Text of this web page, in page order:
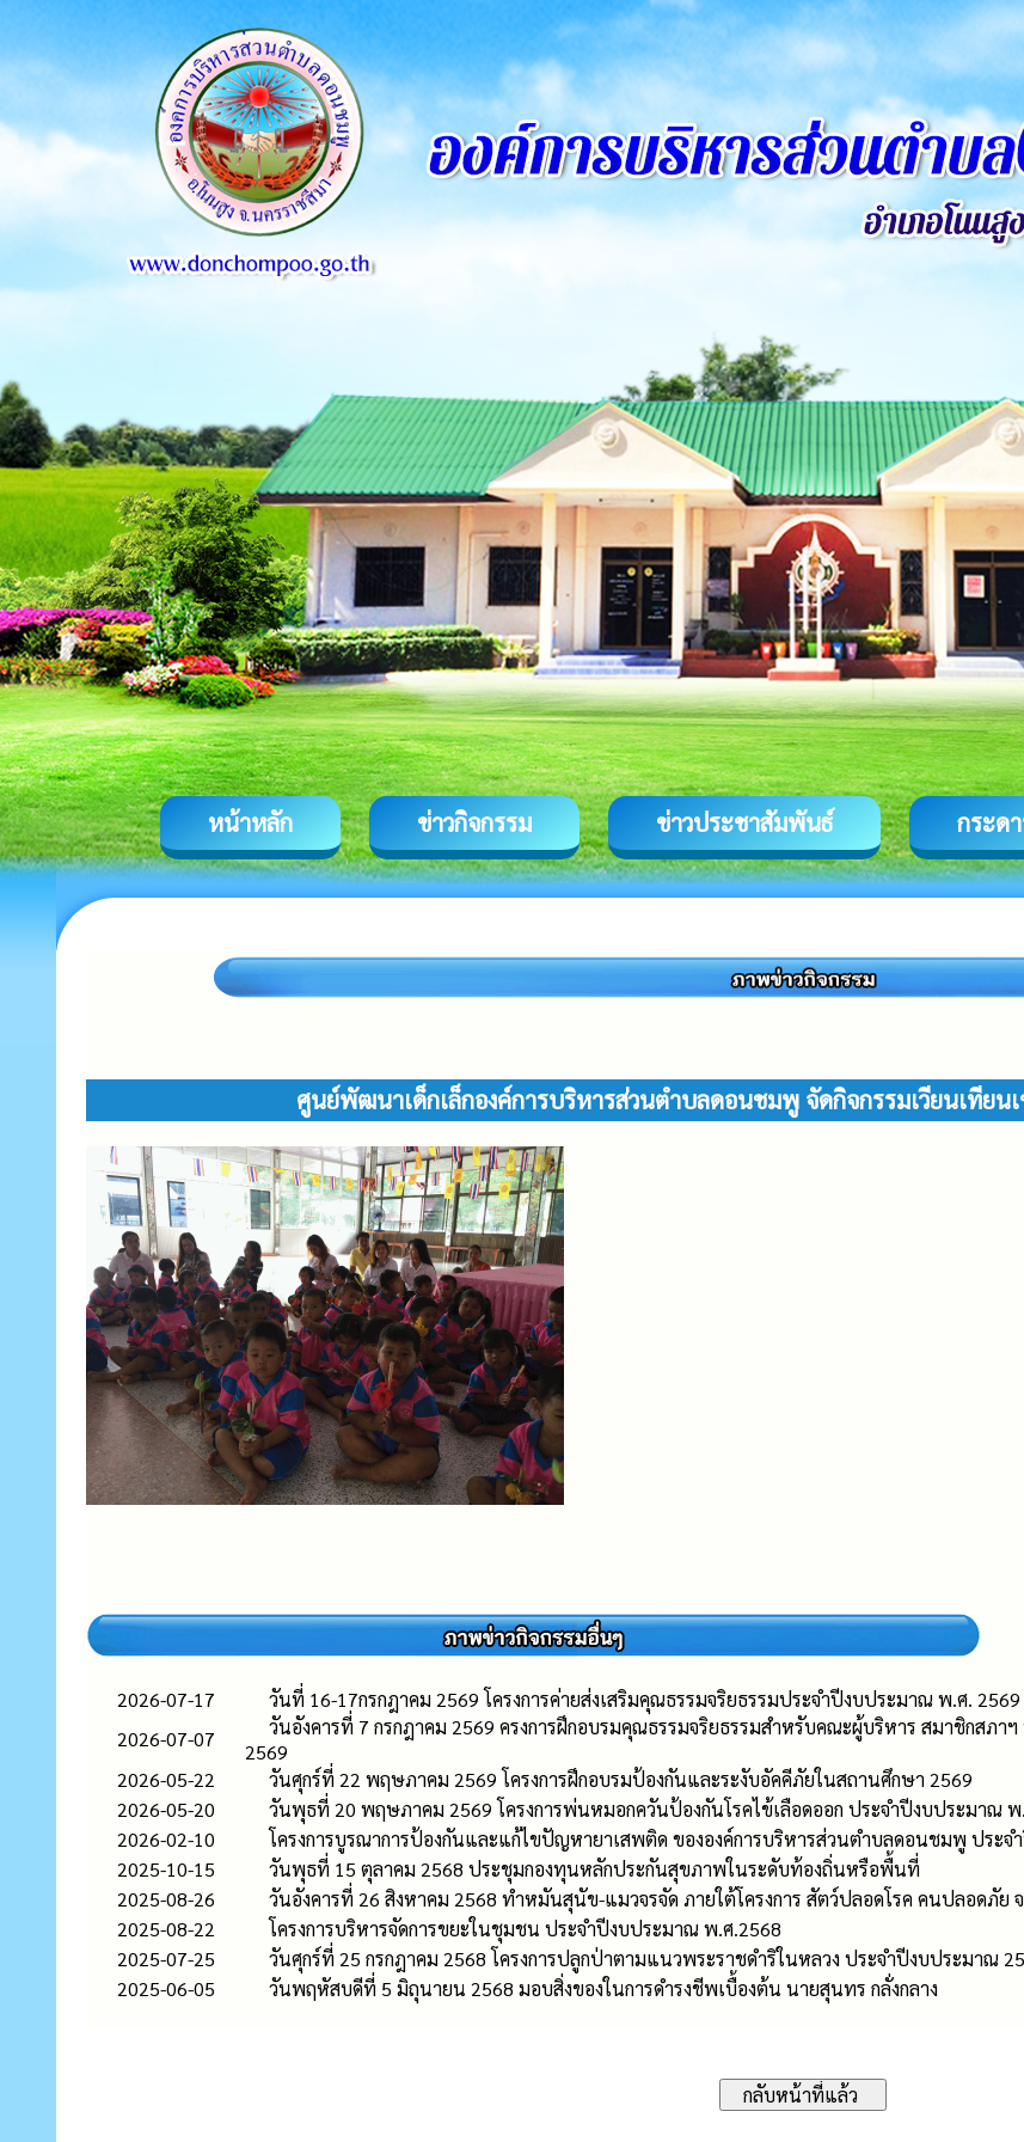
หน้าหลัก ข่าวกิจกรรม ข่าวประชาสัมพันธ์ กระด
ศูนย์พัฒนาเด็กเล็กองค์การบริหารส่วนตำบลดอนชมพู จัดกิจกรรมเวียนเทีย
2026-07-17
วันที่ 16-17กรกฎาคม 2569 โครงการค่ายส่งเสริมคุณธรรมจริยธรรมประจำปีงบประมาณ พ.ศ. 2569
2026-07-07
วันอังคารที่ 7 กรกฎาคม 2569 ครงการฝึกอบรมคุณธรรมจริยธรรมสำหรับคณะผู้บริหาร สมาชิกสภ
2569
2026-05-22
วันศุกร์ที่ 22 พฤษภาคม 2569 โครงการฝึกอบรมป้องกันและระงับอัคคีภัยในสถานศึกษา 2569
2026-05-20
วันพุธที่ 20 พฤษภาคม 2569 โครงการพ่นหมอกควันป้องกันโรคไข้เลือดออก ประจำปีงบประมาณ พ
2026-02-10
โครงการบูรณาการป้องกันและแก้ไขปัญหายาเสพติด ขององค์การบริหารส่วนตำบลดอนชมพู ประ
2025-10-15
วันพุธที่ 15 ตุลาคม 2568 ประชุมกองทุนหลักประกันสุขภาพในระดับท้องถิ่นหรือพื้นที่
2025-08-26
วันอังคารที่ 26 สิงหาคม 2568 ทำหมันสุนัข-แมวจรจัด ภายใต้โครงการ สัตว์ปลอดโรค คนปลอดภัย
2025-08-22
โครงการบริหารจัดการขยะในชุมชน ประจำปีงบประมาณ พ.ศ.2568
2025-07-25
วันศุกร์ที่ 25 กรกฎาคม 2568 โครงการปลูกป่าตามแนวพระราชดำริในหลวง ประจำปีงบประมาณ
2025-06-05
วันพฤหัสบดีที่ 5 มิถุนายน 2568 มอบสิ่งของในการดำรงชีพเบื้องต้น นายสุนทร กลั่งกลาง